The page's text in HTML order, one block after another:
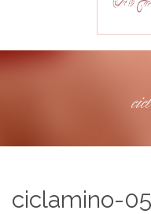
ciclamino-05